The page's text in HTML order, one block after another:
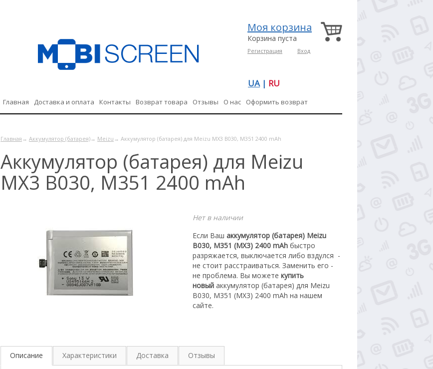
Моя корзина
Корзина пуста
Регистрация Вход
UA | RU
Главная Доставка и оплата Контакты Возврат товара Отзывы О нас Оформить возврат
Главная → Аккумулятор (батарея)→ Meizu → Аккумулятор (батарея) для Meizu MX3 B030, M351 2400 mAh
Аккумулятор (батарея) для Meizu
MX3 B030, M351 2400 mAh
Нет в наличии
Если Ваш аккумулятор (батарея) Meizu
B030, M351 (MX3) 2400 mAh быстро
разряжается, выключается либо вздулся -
не стоит расстраиваться. Заменить его -
не проблема. Вы можете купить
новый аккумулятор (батарея) для Meizu
B030, M351 (MX3) 2400 mAh на нашем
сайте.
Описание Характеристики Доставка Отзывы